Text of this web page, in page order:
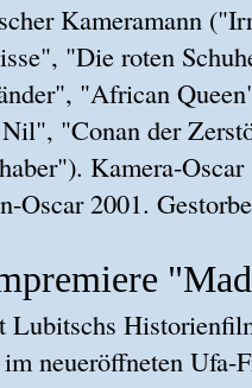
Kameramann
"Die roten
"African
"Conan der
Kamera-
Oscar 2001.
Lubitschs
neueröffneten Ufa-